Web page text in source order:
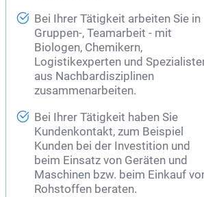
Bei Ihrer Tätigkeit arbeiten Sie in
Gruppen-, Teamarbeit - mit
Biologen, Chemikern,
Logistikexperten und
aus Nachbardisziplinen
zusammenarbeiten.
Bei Ihrer Tätigkeit haben Sie
Kundenkontakt, zum Beispiel
Kunden bei der Investition und
beim Einsatz von Geräten und
Maschinen bzw. beim Einkauf
Rohstoffen beraten.